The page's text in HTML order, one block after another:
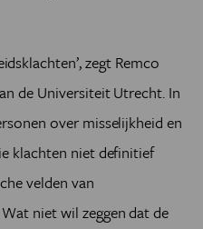
zegt Remco
de Universiteit Utrecht. In
over misselijkheid en
klachten niet definitief
velden van
niet wil zeggen dat de